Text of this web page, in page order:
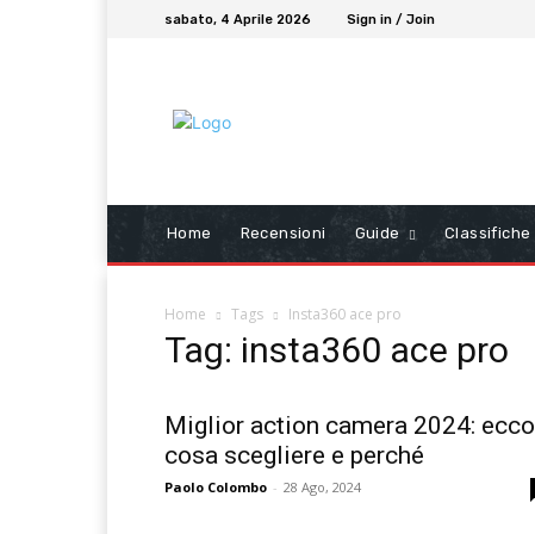
sabato, 4 Aprile 2026 Sign in / Join
Home Recensioni Guide Classifiche
Home Tags Insta360 ace pro
Tag: insta360 ace pro
Miglior action camera 2024: ecco
cosa scegliere e perché
Paolo Colombo - 28 Ago, 2024